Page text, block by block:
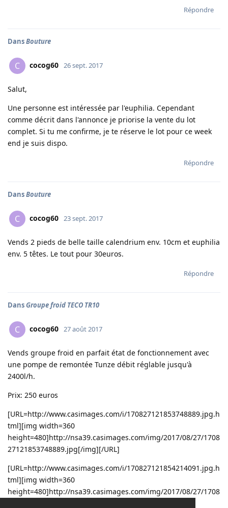
Répondre
DansBouture
C cocog60 26 sept. 2017
Salut,
Une personne est intéressée par l'euphilia. Cependant
comme décrit dans l'annonce je priorise la vente du lot
complet. Si tu me confirme, je te réserve le lot pour ce week
end je suis dispo.
Répondre
DansBouture
C cocog60 23 sept. 2017
Vends 2 pieds de belle taille calendrium env. 10cm et euphilia
env. 5 têtes. Le tout pour 30euros.
Répondre
DansGroupe froid TECO TR10
C cocog60 27 août 2017
Vends groupe froid en parfait état de fonctionnement avec
une pompe de remontée Tunze débit réglable jusqu'à
2400l/h.
Prix: 250 euros
[URL=http://www.casimages.com/i/170827121853748889.jpg.h
tml][img width=360
height=480]http://nsa39.casimages.com/img/2017/08/27/1708
27121853748889.jpg[/img][/URL]
[URL=http://www.casimages.com/i/170827121854214091.jpg.h
tml][img width=360
height=480]http://nsa39.casimages.com/img/2017/08/27/1708